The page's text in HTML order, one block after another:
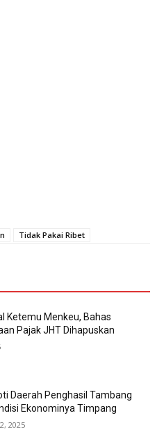
Tidak Pakai Ribet
Ketemu Menkeu, Bahas
Pajak JHT Dihapuskan
Daerah Penghasil Tambang
Ekonominya Timpang
2025